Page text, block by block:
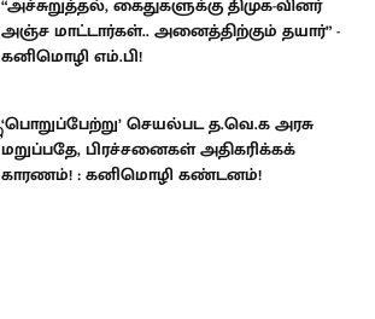
அஞ்ச மாட்டார்கள்.. அனைத்திற்கும் தயார்” -
கனிமொழி எம்.பி!
‘பொறுப்பேற்று’ செயல்பட த.வெ.க அரசு
மறுப்பதே, பிரச்சனைகள் அதிகரிக்கக்
காரணம்! : கனிமொழி கண்டனம்!